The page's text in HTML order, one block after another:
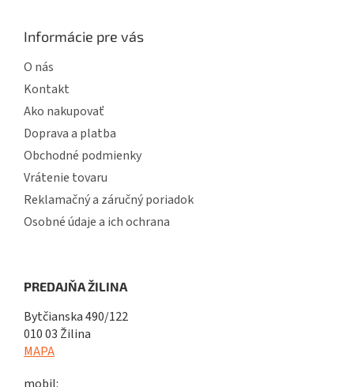
Informácie pre vás
O nás
Kontakt
Ako nakupovať
Doprava a platba
Obchodné podmienky
Vrátenie tovaru
Reklamačný a záručný poriadok
Osobné údaje a ich ochrana
PREDAJŇA ŽILINA
Bytčianska 490/122
010 03 Žilina
MAPA